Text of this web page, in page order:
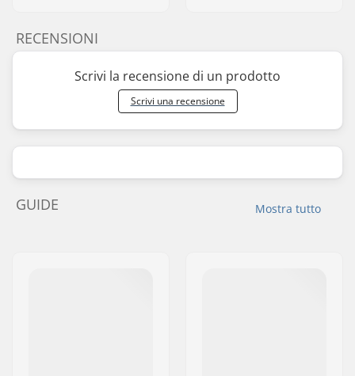
RECENSIONI
Scrivi la recensione di un prodotto
Scrivi una recensione
Mostra tutto
GUIDE